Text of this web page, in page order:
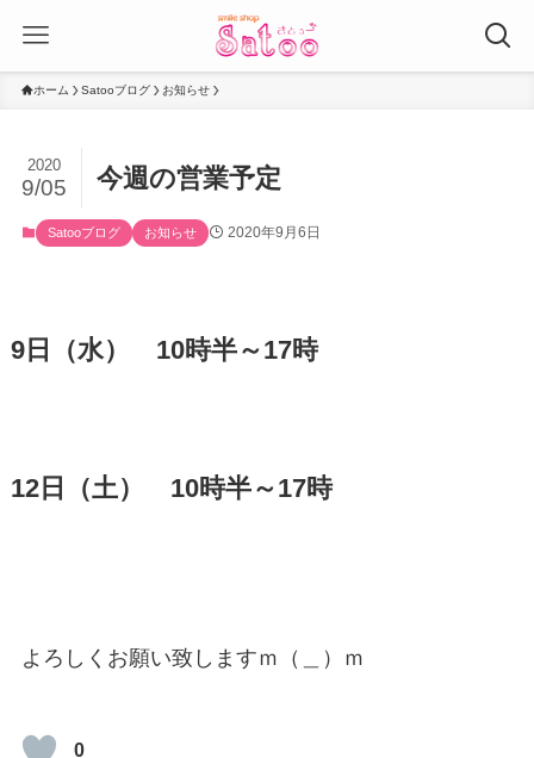
ホーム Satooブログ お知らせ
今週の営業予定
2020
9/05
Satooブログ お知らせ 2020年9月6日
9日（水） 10時半～17時
12日（土） 10時半～17時
よろしくお願い致しますｍ（＿）ｍ
0